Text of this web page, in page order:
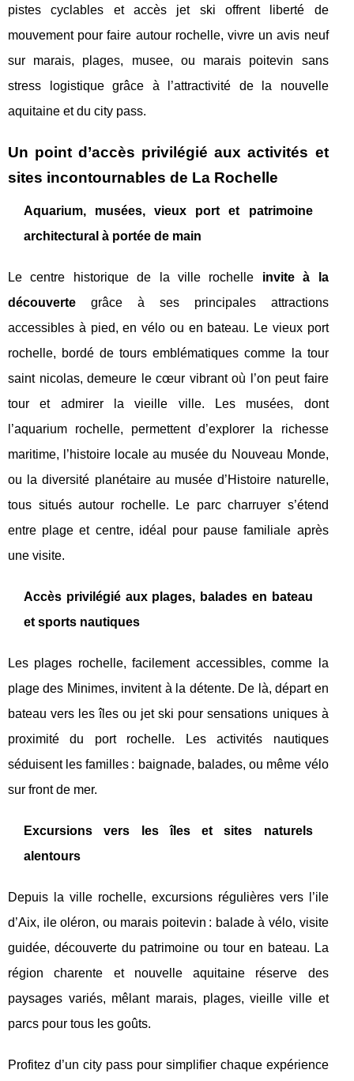
pistes cyclables et accès jet ski offrent liberté de
mouvement pour faire autour rochelle, vivre un avis neuf
sur marais, plages, musee, ou marais poitevin sans
stress logistique grâce à l’attractivité de la nouvelle
aquitaine et du city pass.
Un point d’accès privilégié aux activités et
sites incontournables de La Rochelle
Aquarium, musées, vieux port et patrimoine
architectural à portée de main
Le centre historique de la ville rochelle invite à la
découverte grâce à ses principales attractions
accessibles à pied, en vélo ou en bateau. Le vieux port
rochelle, bordé de tours emblématiques comme la tour
saint nicolas, demeure le cœur vibrant où l’on peut faire
tour et admirer la vieille ville. Les musées, dont
l’aquarium rochelle, permettent d’explorer la richesse
maritime, l’histoire locale au musée du Nouveau Monde,
ou la diversité planétaire au musée d’Histoire naturelle,
tous situés autour rochelle. Le parc charruyer s’étend
entre plage et centre, idéal pour pause familiale après
une visite.
Accès privilégié aux plages, balades en bateau
et sports nautiques
Les plages rochelle, facilement accessibles, comme la
plage des Minimes, invitent à la détente. De là, départ en
bateau vers les îles ou jet ski pour sensations uniques à
proximité du port rochelle. Les activités nautiques
séduisent les familles : baignade, balades, ou même vélo
sur front de mer.
Excursions vers les îles et sites naturels
alentours
Depuis la ville rochelle, excursions régulières vers l’ile
d’Aix, ile oléron, ou marais poitevin : balade à vélo, visite
guidée, découverte du patrimoine ou tour en bateau. La
région charente et nouvelle aquitaine réserve des
paysages variés, mêlant marais, plages, vieille ville et
parcs pour tous les goûts.
Profitez d’un city pass pour simplifier chaque expérience